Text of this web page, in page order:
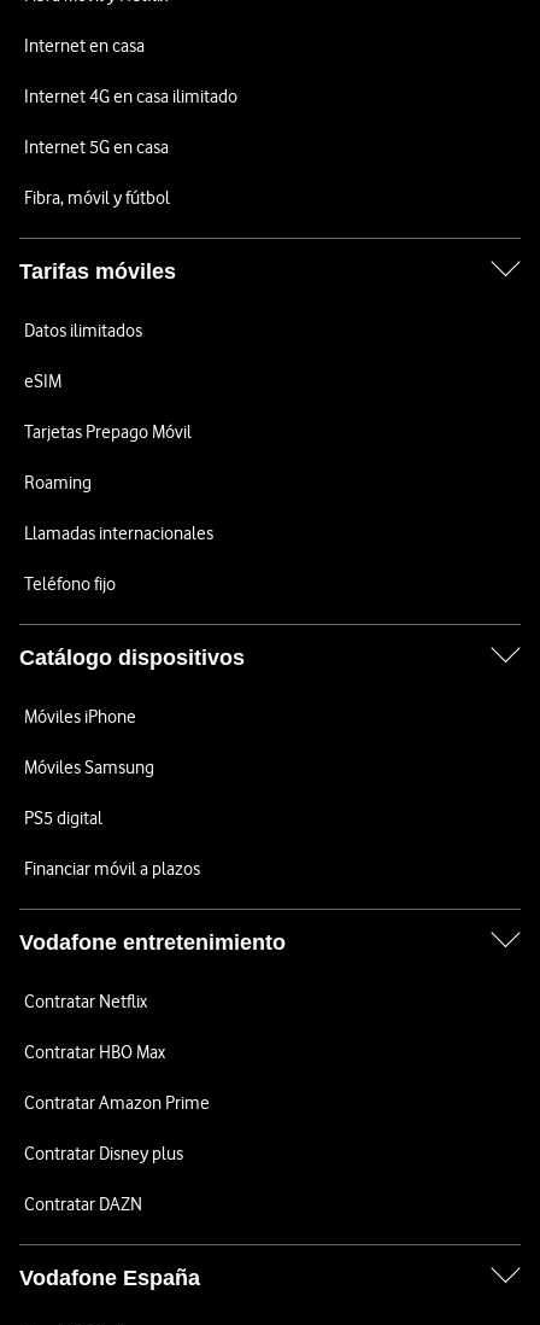
Internet en casa
Internet 4G en casa ilimitado
Internet 5G en casa
Fibra, móvil y fútbol
Tarifas móviles
Datos ilimitados
eSIM
Tarjetas Prepago Móvil
Roaming
Llamadas internacionales
Teléfono fijo
Catálogo dispositivos
Móviles iPhone
Móviles Samsung
PS5 digital
Financiar móvil a plazos
Vodafone entretenimiento
Contratar Netflix
Contratar HBO Max
Contratar Amazon Prime
Contratar Disney plus
Contratar DAZN
Vodafone España